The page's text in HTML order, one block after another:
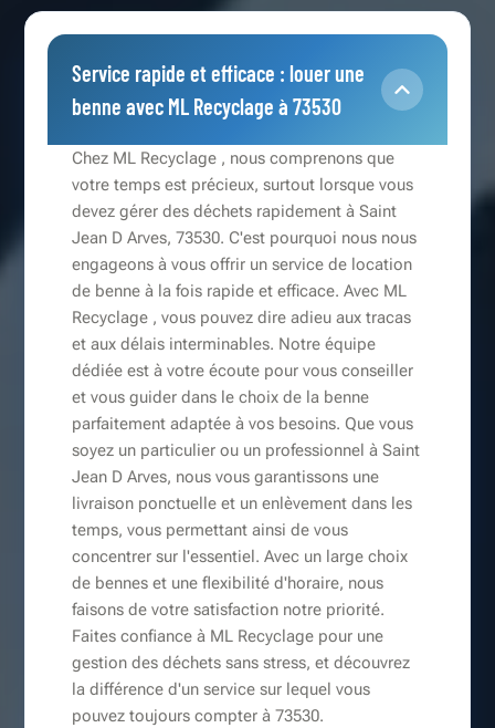
Service rapide et efficace : louer une
benne avec ML Recyclage à 73530
Chez ML Recyclage , nous comprenons que
votre temps est précieux, surtout lorsque vous
devez gérer des déchets rapidement à Saint
Jean D Arves, 73530. C'est pourquoi nous nous
engageons à vous offrir un service de location
de benne à la fois rapide et efficace. Avec ML
Recyclage , vous pouvez dire adieu aux tracas
et aux délais interminables. Notre équipe
dédiée est à votre écoute pour vous conseiller
et vous guider dans le choix de la benne
parfaitement adaptée à vos besoins. Que vous
soyez un particulier ou un professionnel à Saint
Jean D Arves, nous vous garantissons une
livraison ponctuelle et un enlèvement dans les
temps, vous permettant ainsi de vous
concentrer sur l'essentiel. Avec un large choix
de bennes et une flexibilité d'horaire, nous
faisons de votre satisfaction notre priorité.
Faites confiance à ML Recyclage pour une
gestion des déchets sans stress, et découvrez
la différence d'un service sur lequel vous
pouvez toujours compter à 73530.